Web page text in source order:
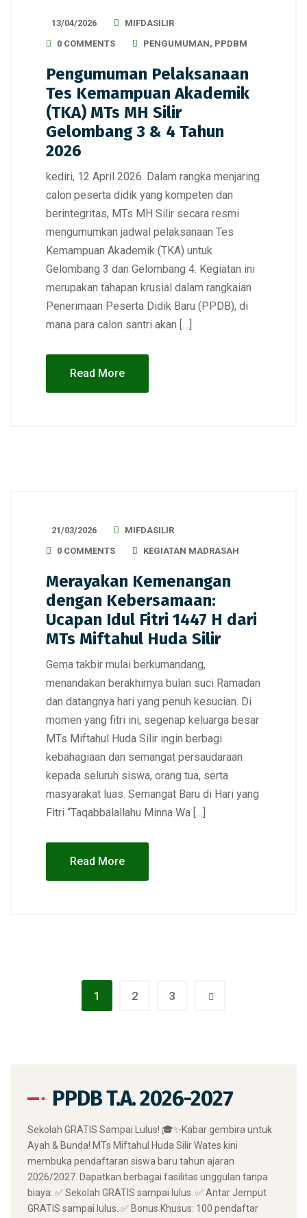
13/04/2026
MIFDASILIR
0 COMMENTS
PENGUMUMAN, PPDBM
Pengumuman Pelaksanaan
Tes Kemampuan Akademik
(TKA) MTs MH Silir
Gelombang 3 & 4 Tahun
2026
kediri, 12 April 2026. Dalam rangka menjaring
calon peserta didik yang kompeten dan
berintegritas, MTs MH Silir secara resmi
mengumumkan jadwal pelaksanaan Tes
Kemampuan Akademik (TKA) untuk
Gelombang 3 dan Gelombang 4. Kegiatan ini
merupakan tahapan krusial dalam rangkaian
Penerimaan Peserta Didik Baru (PPDB), di
mana para calon santri akan […]
Read More
21/03/2026
MIFDASILIR
0 COMMENTS
KEGIATAN MADRASAH
Merayakan Kemenangan
dengan Kebersamaan:
Ucapan Idul Fitri 1447 H dari
MTs Miftahul Huda Silir
Gema takbir mulai berkumandang,
menandakan berakhirnya bulan suci Ramadan
dan datangnya hari yang penuh kesucian. Di
momen yang fitri ini, segenap keluarga besar
MTs Miftahul Huda Silir ingin berbagi
kebahagiaan dan semangat persaudaraan
kepada seluruh siswa, orang tua, serta
masyarakat luas. Semangat Baru di Hari yang
Fitri “Taqabbalallahu Minna Wa […]
Read More
1 2 3
PPDB T.A. 2026-2027
​Sekolah GRATIS Sampai Lulus! 🎓✨ ​Kabar gembira untuk
Ayah & Bunda! MTs Miftahul Huda Silir Wates kini
membuka pendaftaran siswa baru tahun ajaran
2026/2027. Dapatkan berbagai fasilitas unggulan tanpa
biaya: ✅ Sekolah GRATIS sampai lulus. ✅ Antar Jemput
GRATIS sampai lulus. ✅ Bonus Khusus: 100 pendaftar